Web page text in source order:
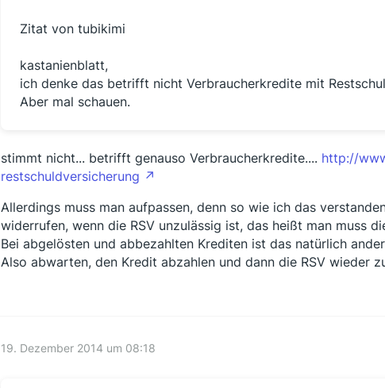
Zitat von tubikimi
kastanienblatt,
ich denke das betrifft nicht Verbraucherkredite mit
Aber mal schauen.
stimmt nicht... betrifft genauso Verbraucherkredite.... http://
restschuldversicherung
Allerdings muss man aufpassen, denn so wie ich das
widerrufen, wenn die RSV unzulässig ist, das heißt man muss
Bei abgelösten und abbezahlten Krediten ist das natürlich
Also abwarten, den Kredit abzahlen und dann die RSV wieder
19. Dezember 2014 um 08:18